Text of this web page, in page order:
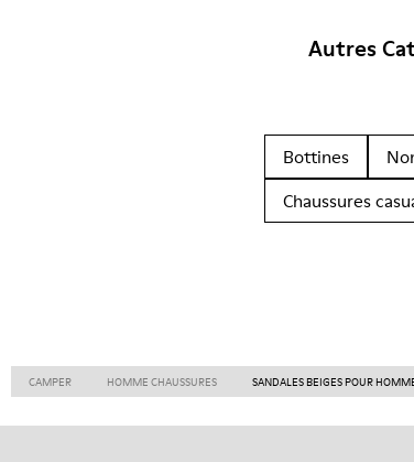
Autres
Bottines
Chaussures
CAMPER HOMME CHAUSSURES SANDALES BEIGES POUR